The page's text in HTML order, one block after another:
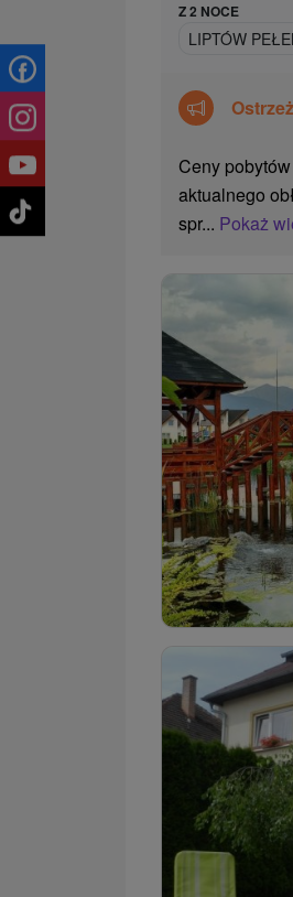
Z 2 NOCE
LIPTÓW
Ceny
aktualnego
spr... Pokaż